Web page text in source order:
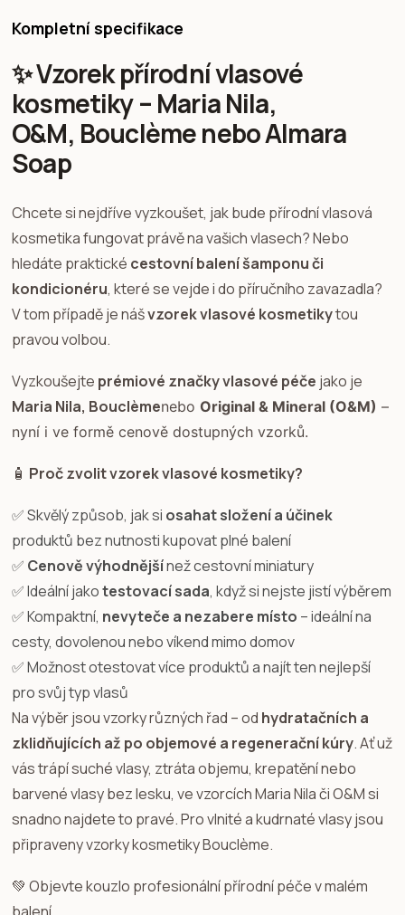
Kompletní specifikace
✨ Vzorek přírodní vlasové
kosmetiky – Maria Nila,
O&M, Bouclème nebo Almara
Soap
Chcete si nejdříve vyzkoušet, jak bude přírodní vlasová
kosmetika fungovat právě na vašich vlasech? Nebo
hledáte praktické cestovní balení šamponu či
kondicionéru, které se vejde i do příručního zavazadla?
V tom případě je nášvzorek vlasové kosmetikytou
pravou volbou.
Vyzkoušejte prémiové značky vlasové péče jako je
Maria Nila, BouclèmeneboOriginal & Mineral (O&M) –
nyní i ve formě cenově dostupných vzorků.
🧴 Proč zvolit vzorek vlasové kosmetiky?
✅ Skvělý způsob, jak si osahat složení a účinek
produktů bez nutnosti kupovat plné balení
✅ Cenově výhodnějšínež cestovní miniatury
✅ Ideální jakotestovací sada, když si nejste jistí výběrem
✅ Kompaktní, nevyteče a nezabere místo – ideální na
cesty, dovolenou nebo víkend mimo domov
✅ Možnost otestovat více produktů a najít ten nejlepší
pro svůj typ vlasů
Na výběr jsou vzorky různých řad – od hydratačních a
zklidňujících až po objemové a regenerační kúry. Ať už
vás trápí suché vlasy, ztráta objemu, krepatění nebo
barvené vlasy bez lesku, ve vzorcích Maria Nila či O&M si
snadno najdete to pravé. Pro vlnité a kudrnaté vlasy jsou
připraveny vzorky kosmetiky Bouclème.
💚 Objevte kouzlo profesionální přírodní péče v malém